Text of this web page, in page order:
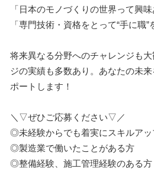
「日本のモノづくりの世界って興味
「専門技術・資格をとって“手に職”
将来異なる分野へのチャレンジも
ジの実績も多数あり。あなたの未
ポートします！
＼▽ぜひご応募ください▽／
◎未経験からでも着実にスキルア
◎製造業で働いたことがある方
◎整備経験、施工管理経験のある方